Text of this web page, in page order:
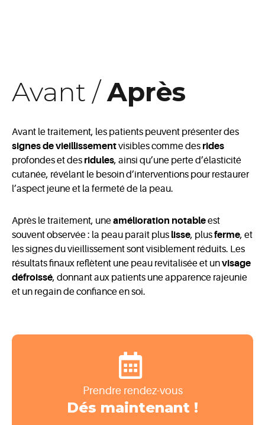
Avant /Après
Avant le traitement, les patients peuvent présenter des
signes de vieillissementvisibles comme des rides
profondes et des ridules, ainsi qu’une perte d’élasticité
cutanée, révélant le besoin d’interventions pour restaurer
l’aspect jeune et la fermeté de la peau.
Après le traitement, uneamélioration notableest
souvent observée : la peau paraît plus lisse, plusferme, et
les signes du vieillissement sont visiblement réduits. Les
résultats finaux reflètent une peau revitalisée et unvisage
défroissé, donnant aux patients une apparence rajeunie
et un regain de confiance en soi.
Prendre rendez-vous
Dés maintenant !